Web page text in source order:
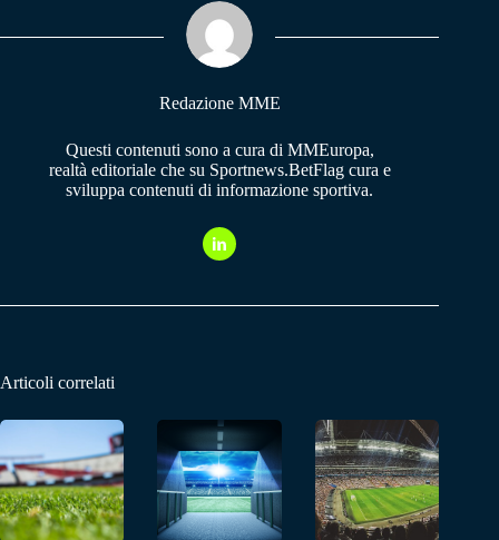
pp m
Redazione MME
Questi contenuti sono a cura di MMEuropa,
realtà editoriale che su Sportnews.BetFlag cura e
sviluppa contenuti di informazione sportiva.
Articoli correlati